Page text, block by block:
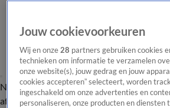
Nieuws van de DagOpinie van de Dag
afleveringVideo's Nieuws van de Dag
Jouw cookievoorkeuren
Wij en onze28 partners gebruiken cookies
technieken om informatie te verzamelen
onze website(s), jouw gedrag en jouw
cookies accepteren” selecteert, worden
ingeschakeld om onze advertenties en
personaliseren, onze producten en diensten